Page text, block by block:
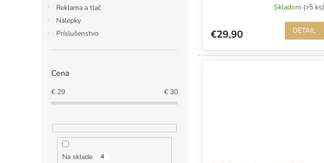
Reklama a tlač
Nálepky
Príslušenstvo
Cena
€ 29 € 30
Na sklade 4
Skladom (>5 ks)
€29,90 DETAIL